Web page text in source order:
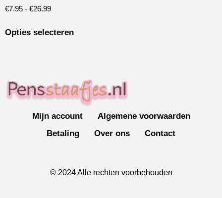
€7.95 - €26.99
Opties selecteren
Mijn account
Algemene voorwaarden
Betaling
Over ons Contact
© 2024 Alle rechten voorbehouden